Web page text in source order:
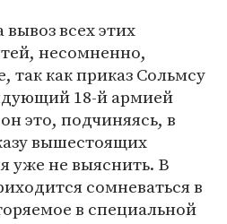
вывоз всех этих
несомненно,
так как приказ Сольмсу
18-й армией
это, подчиняясь, в
вышестоящих
уже не выяснить. В
сомневаться в
в специальной